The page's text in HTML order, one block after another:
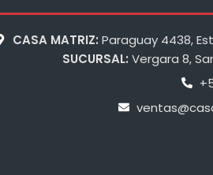
CASA MATRIZ: Paraguay 4438,
SUCURSAL: Vergara 8,